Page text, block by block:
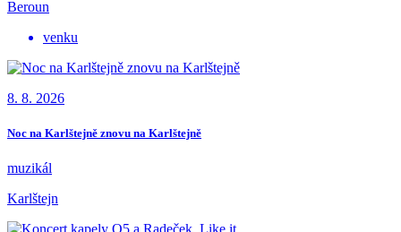
Beroun
venku
8. 8. 2026
Noc na Karlštejně znovu na Karlštejně
muzikál
Karlštejn